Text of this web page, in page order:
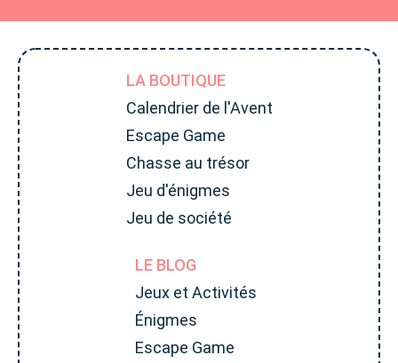
LA BOUTIQUE
Calendrier de l'Avent
Escape Game
Chasse au trésor
Jeu d'énigmes
Jeu de société
LE BLOG
Jeux et Activités
Énigmes
Escape Game